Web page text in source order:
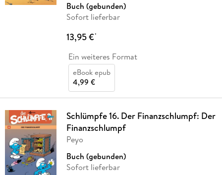
Buch (gebunden)
Sofort lieferbar
13,95 €*
Ein weiteres Format
eBook epub
4,99 €
Schlümpfe 16. Der Finanzschlumpf: Der
Finanzschlumpf
Peyo
Buch (gebunden)
Sofort lieferbar